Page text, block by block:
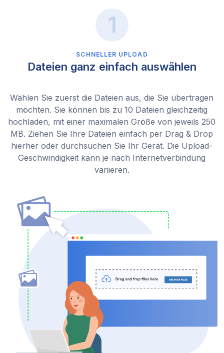
SCHNELLER UPLOAD
Dateien ganz einfach auswählen
Wählen Sie zuerst die Dateien aus, die Sie übertragen
möchten. Sie können bis zu 10 Dateien gleichzeitig
hochladen, mit einer maximalen Größe von jeweils 250
MB. Ziehen Sie Ihre Dateien einfach per Drag & Drop
hierher oder durchsuchen Sie Ihr Gerät. Die Upload-
Geschwindigkeit kann je nach Internetverbindung
variieren.